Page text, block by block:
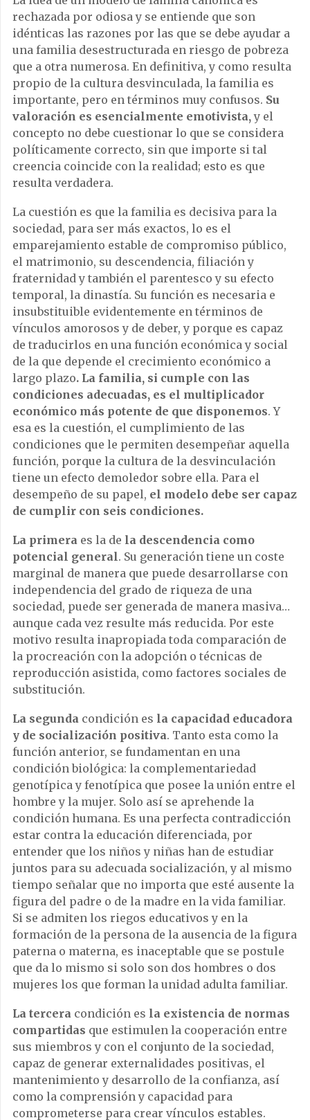
rechazada por odiosa y se entiende que son
idénticas las razones por las que se debe ayudar a
una familia desestructurada en riesgo de pobreza
que a otra numerosa. En definitiva, y como resulta
propio de la cultura desvinculada, la familia es
importante, pero en términos muy confusos. Su
valoración es esencialmente emotivista, y el
concepto no debe cuestionar lo que se considera
políticamente correcto, sin que importe si tal
creencia coincide con la realidad; esto es que
resulta verdadera.
La cuestión es que la familia es decisiva para la
sociedad, para ser más exactos, lo es el
emparejamiento estable de compromiso público,
el matrimonio, su descendencia, filiación y
fraternidad y también el parentesco y su efecto
temporal, la dinastía. Su función es necesaria e
insubstituible evidentemente en términos de
vínculos amorosos y de deber, y porque es capaz
de traducirlos en una función económica y social
de la que depende el crecimiento económico a
largo plazo. La familia, si cumple con las
condiciones adecuadas, es el multiplicador
económico más potente de que disponemos. Y
esa es la cuestión, el cumplimiento de las
condiciones que le permiten desempeñar aquella
función, porque la cultura de la desvinculación
tiene un efecto demoledor sobre ella. Para el
desempeño de su papel, el modelo debe ser capaz
de cumplir con seis condiciones.
La primera es la de la descendencia como
potencial general. Su generación tiene un coste
marginal de manera que puede desarrollarse con
independencia del grado de riqueza de una
sociedad, puede ser generada de manera masiva…
aunque cada vez resulte más reducida. Por este
motivo resulta inapropiada toda comparación de
la procreación con la adopción o técnicas de
reproducción asistida, como factores sociales de
substitución.
La segunda condición es la capacidad educadora
y de socialización positiva. Tanto esta como la
función anterior, se fundamentan en una
condición biológica: la complementariedad
genotípica y fenotípica que posee la unión entre el
hombre y la mujer. Solo así se aprehende la
condición humana. Es una perfecta contradicción
estar contra la educación diferenciada, por
entender que los niños y niñas han de estudiar
juntos para su adecuada socialización, y al mismo
tiempo señalar que no importa que esté ausente la
figura del padre o de la madre en la vida familiar.
Si se admiten los riegos educativos y en la
formación de la persona de la ausencia de la figura
paterna o materna, es inaceptable que se postule
que da lo mismo si solo son dos hombres o dos
mujeres los que forman la unidad adulta familiar.
La tercera condición es la existencia de normas
compartidas que estimulen la cooperación entre
sus miembros y con el conjunto de la sociedad,
capaz de generar externalidades positivas, el
mantenimiento y desarrollo de la confianza, así
como la comprensión y capacidad para
comprometerse para crear vínculos estables.